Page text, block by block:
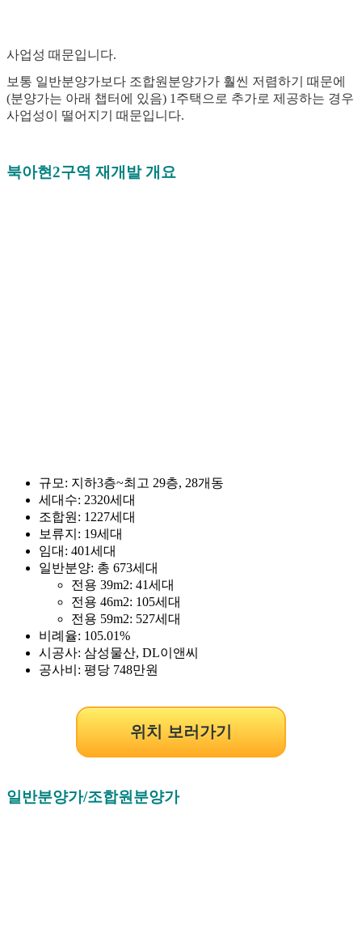
사업성 때문입니다.
보통 일반분양가보다 조합원분양가가 훨씬 저렴하기 때문에
(분양가는 아래 챕터에 있음) 1주택으로 추가로 제공하는 경우
사업성이 떨어지기 때문입니다.
북아현2구역 재개발 개요
규모: 지하3층~최고 29층, 28개동
세대수: 2320세대
조합원: 1227세대
보류지: 19세대
임대: 401세대
일반분양: 총 673세대
전용 39m2: 41세대
전용 46m2: 105세대
전용 59m2: 527세대
비례율: 105.01%
시공사: 삼성물산, DL이앤씨
공사비: 평당 748만원
위치 보러가기
일반분양가/조합원분양가